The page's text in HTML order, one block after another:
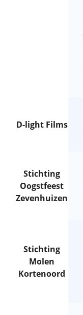
D-light Films
Stichting
Oogstfeest
Zevenhuizen
Stichting
Molen
Kortenoord